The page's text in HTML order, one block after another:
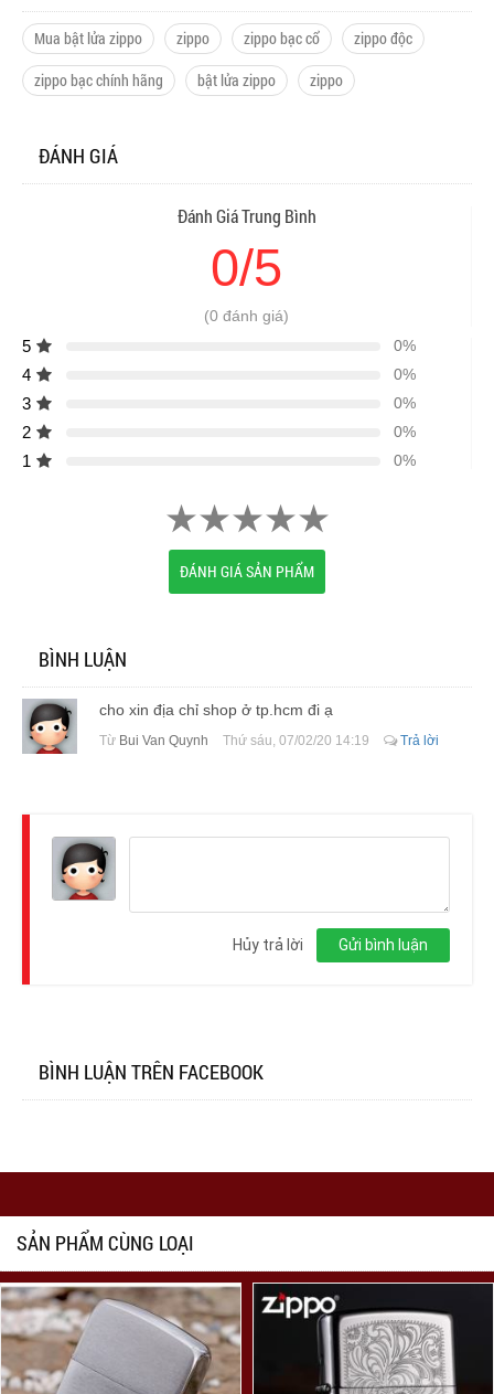
Mua bật lửa zippo zippo zippo bạc cổ
zippo độc
zippo bạc chính hãng
bật lửa zippo zippo
ĐÁNH GIÁ
Đánh Giá Trung Bình
0/5
(0 đánh giá)
5 0%
4 0%
3 0%
2 0%
1 0%
ĐÁNH GIÁ SẢN PHẨM
BÌNH LUẬN
cho xin địa chỉ shop ở tp.hcm đi ạ
Từ Bui Van Quynh Thứ sáu, 07/02/20 14:19 Trả lời
Gửi bình luận
Hủy trả lời
BÌNH LUẬN TRÊN FACEBOOK
SẢN PHẨM CÙNG LOẠI